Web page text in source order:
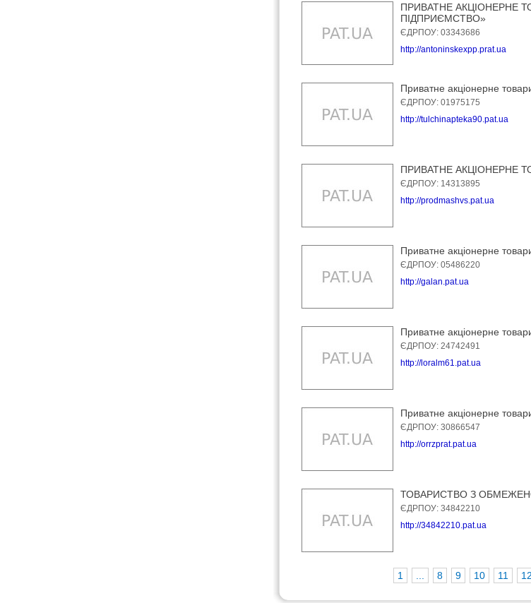
ПРИВАТНЕ АКЦІОНЕРНЕ
ПІДПРИЄМСТВО»
ЄДРПОУ: 03343686
http://antoninskexpp.prat.ua
Приватне акціонерне
ЄДРПОУ: 01975175
http://tulchinapteka90.pat.ua
ПРИВАТНЕ АКЦІОНЕРНЕ
ЄДРПОУ: 14313895
http://prodmashvs.pat.ua
Приватне акціонерне
ЄДРПОУ: 05486220
http://galan.pat.ua
Приватне акціонерне
ЄДРПОУ: 24742491
http://loralm61.pat.ua
Приватне акціонерне
ЄДРПОУ: 30866547
http://orrzprat.pat.ua
ТОВАРИСТВО З
ЄДРПОУ: 34842210
http://34842210.pat.ua
1 8 9 10 11 12